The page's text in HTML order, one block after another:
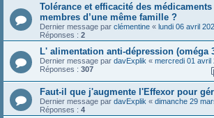
Tolérance et efficacité des
membres d’une même famille ?
Dernier message par clémentine « lundi 06 avril
Réponses : 2
L' alimentation anti-dépression (oméga
Dernier message par davExplik « mercredi 01 avril
Réponses : 307
Faut-il que j'augmente l'Effexor pour
Dernier message par davExplik « dimanche 29
Réponses : 4